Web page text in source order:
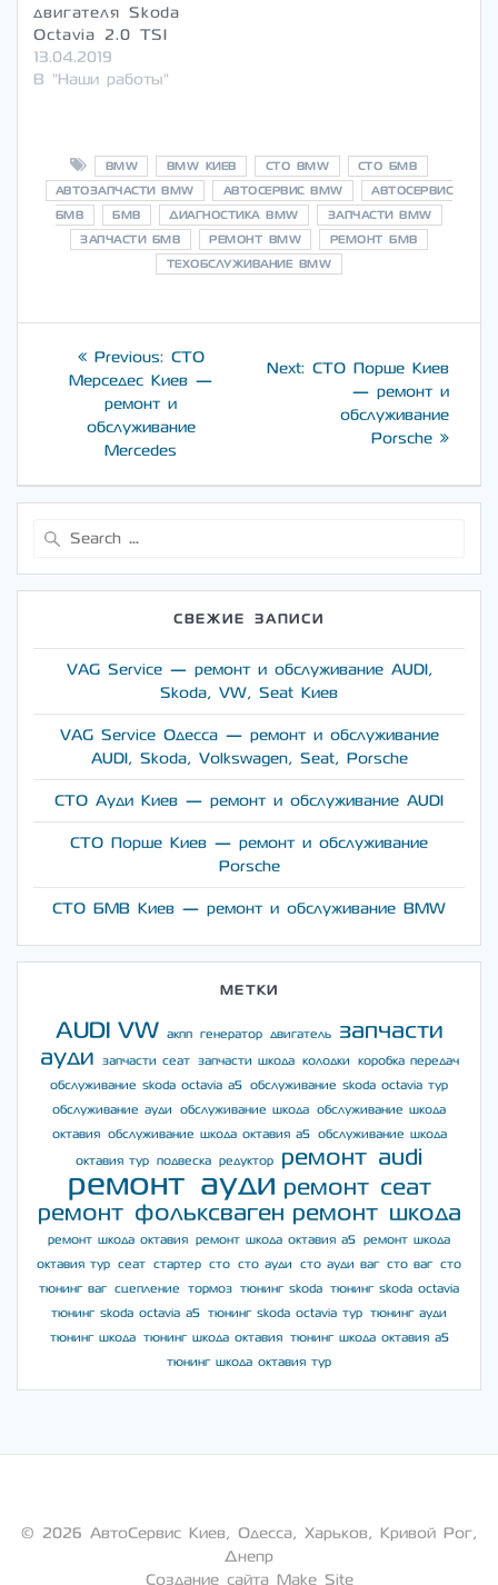
двигателя Skoda
Octavia 2.0 TSI
13.04.2019
В "Наши работы"
BMW BMW КИЕВ CТО BMW
CТО БМВ
АВТОЗАПЧАСТИ BMW
АВТОСЕРВИС BMW
АВТОСЕРВИС
БМВ
БМВ ДИАГНОСТИКА BMW
ЗАПЧАСТИ BMW
ЗАПЧАСТИ БМВ
РЕМОНТ BMW
РЕМОНТ БМВ
ТЕХОБСЛУЖИВАНИЕ BMW
Навигация
записям
Previous: Previous
post:
СТО
Мерседес Киев —
ремонт и
обслуживание
Mercedes
Next: Next
СТО Порше Киев
— ремонт и
обслуживание
Porsche
СВЕЖИЕ ЗАПИСИ
VAG Service — ремонт и обслуживание AUDI,
Skoda, VW, Seat Киев
VAG Service Одесса — ремонт и обслуживание
AUDI, Skoda, Volkswagen, Seat, Porsche
СТО Ауди Киев — ремонт и обслуживание AUDI
СТО Порше Киев — ремонт и обслуживание
Porsche
СТО БМВ Киев — ремонт и обслуживание BMW
МЕТКИ
AUDI VW акпп генератор двигатель
запчасти
ауди
запчасти сеат запчасти шкода колодки
коробка передач
обслуживание skoda octavia a5
обслуживание skoda octavia тур
обслуживание ауди
обслуживание шкода
обслуживание шкода
октавия
обслуживание шкода октавия а5 обслуживание шкода
октавия тур подвеска редуктор ремонт audi
ремонт ауди ремонт сеат
ремонт фольксваген ремонт шкода
ремонт шкода октавия ремонт шкода октавия а5
ремонт шкода
октавия тур
сеат стартер сто сто ауди сто ауди ваг сто ваг
сто
тюнинг ваг
сцепление тормоз тюнинг skoda
тюнинг skoda octavia
тюнинг skoda octavia a5
тюнинг skoda octavia тур
тюнинг ауди
тюнинг шкода
тюнинг шкода октавия
тюнинг шкода октавия а5
тюнинг шкода октавия тур
© 2026 АвтоСервис Киев, Одесса, Харьков, Кривой Рог,
Днепр
Создание сайта Make Site